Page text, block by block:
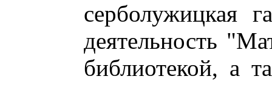
серболужицкая
деятельность
библиотекой, а